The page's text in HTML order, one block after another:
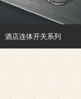
酒店连体开关系列